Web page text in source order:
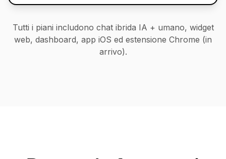
Tutti i piani includono chat ibrida IA + umano, widget
web, dashboard, app iOS ed estensione Chrome (in
arrivo).